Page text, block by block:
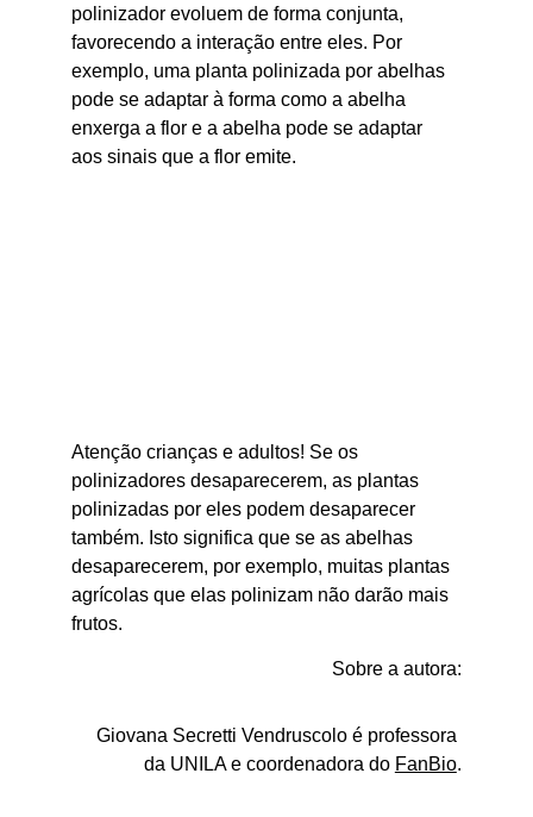
polinizador evoluem de forma conjunta,
favorecendo a interação entre eles. Por
exemplo, uma planta polinizada por abelhas
pode se adaptar à forma como a abelha
enxerga a flor e a abelha pode se adaptar
aos sinais que a flor emite.
Atenção crianças e adultos! Se os
polinizadores desaparecerem, as plantas
polinizadas por eles podem desaparecer
também. Isto significa que se as abelhas
desaparecerem, por exemplo, muitas plantas
agrícolas que elas polinizam não darão mais
frutos.
Sobre a autora:
Giovana Secretti Vendruscolo é professora
da UNILA e coordenadora do FanBio.